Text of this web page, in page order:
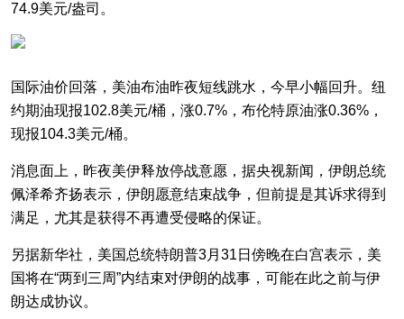
74.9美元/盎司。
国际油价回落，美油布油昨夜短线跳水，今早小幅回升。纽
约期油现报102.8美元/桶，涨0.7%，布伦特原油涨0.36%，
现报104.3美元/桶。
消息面上，昨夜美伊释放停战意愿，据央视新闻，伊朗总统
佩泽希齐扬表示，伊朗愿意结束战争，但前提是其诉求得到
满足，尤其是获得不再遭受侵略的保证。
另据新华社，美国总统特朗普3月31日傍晚在白宫表示，美
国将在“两到三周”内结束对伊朗的战事，可能在此之前与伊
朗达成协议。